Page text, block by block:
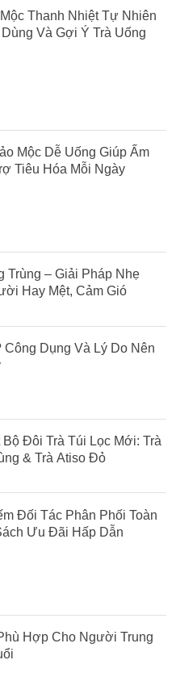
Thanh Nhiệt Tự Nhiên
Và Gợi Ý Trà Uống
Mộc Dễ Uống Giúp Ấm
Tiêu Hóa Mỗi Ngày
Trùng – Giải Pháp Nhẹ
Hay Mệt, Cảm Gió
Dụng Và Lý Do Nên
Bộ Đôi Trà Túi Lọc Mới: Trà
& Trà Atiso Đỏ
Đối Tác Phân Phối Toàn
Ưu Đãi Hấp Dẫn
Hợp Cho Người Trung